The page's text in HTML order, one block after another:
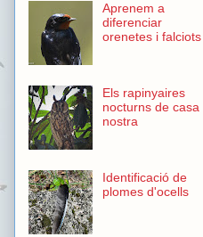
Aprenem a
diferenciar
orenetes i falciots
Els rapinyaires
nocturns de casa
nostra
Identificació de
plomes d'ocells